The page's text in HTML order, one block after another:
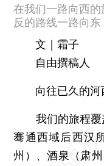
在我们一路向西
反的路线一路向东
文｜霜子
自由撰稿人
向往已久的河
我们的旅程覆
骞通西域后西汉
州）、酒泉（肃